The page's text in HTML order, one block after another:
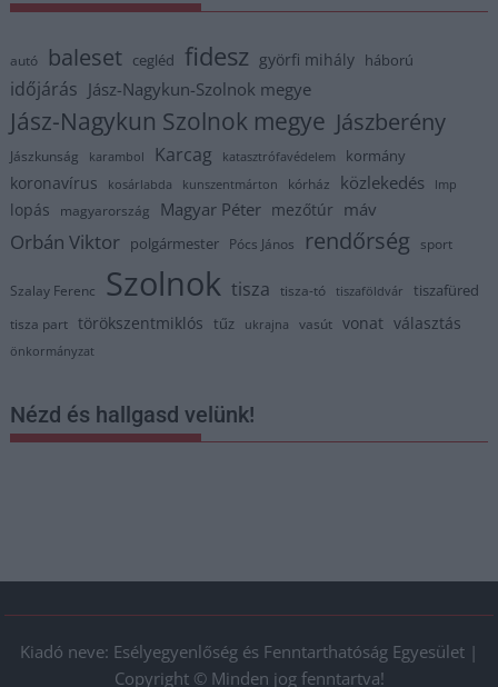
autó baleset cegléd fidesz györfi mihály háború
időjárás Jász-Nagykun-Szolnok megye
Jász-Nagykun Szolnok megye Jászberény
Jászkunság karambol Karcag katasztrófavédelem kormány
koronavírus kosárlabda kunszentmárton kórház közlekedés lmp
lopás magyarország Magyar Péter mezőtúr máv
Orbán Viktor polgármester Pócs János rendőrség sport
Szalay Ferenc Szolnok tisza tisza-tó tiszaföldvár tiszafüred
tisza part törökszentmiklós tűz ukrajna vasút vonat választás
önkormányzat
Nézd és hallgasd velünk!
Kiadó neve: Esélyegyenlőség és Fenntarthatóság Egyesület |
Copyright © Minden jog fenntartva!